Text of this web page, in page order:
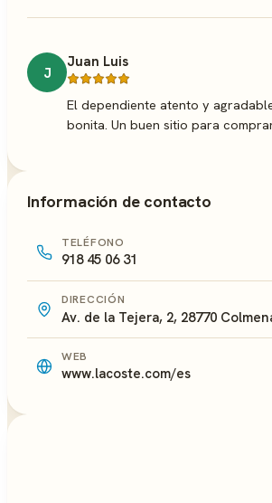
J
Juan Luis
El dependiente atento y
bonita. Un buen sitio para
Información de contacto
TELÉFONO
918 45 06 31
DIRECCIÓN
Av. de la Tejera, 2, 28770
WEB
www.lacoste.com/es